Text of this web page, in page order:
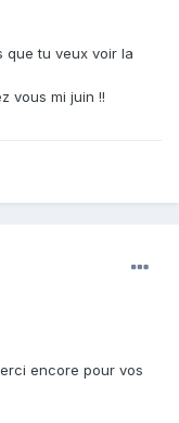
que tu veux voir la
vous mi juin !!
encore pour vos